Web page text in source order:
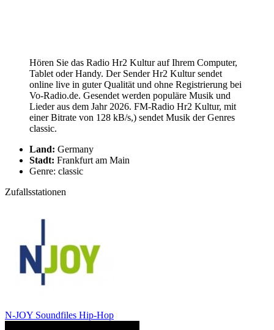
Hören Sie das Radio Hr2 Kultur auf Ihrem Computer,
Tablet oder Handy. Der Sender Hr2 Kultur sendet
online live in guter Qualität und ohne Registrierung bei
Vo-Radio.de. Gesendet werden populäre Musik und
Lieder aus dem Jahr 2026. FM-Radio Hr2 Kultur, mit
einer Bitrate von 128 kB/s,) sendet Musik der Genres
classic.
Land: Germany
Stadt: Frankfurt am Main
Genre: classic
Zufallsstationen
N-JOY Soundfiles Hip-Hop